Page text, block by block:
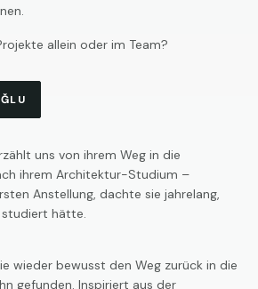
allein oder im Team?
uns von ihrem Weg in die
ihrem Architektur-Studium –
Anstellung, dachte sie jahrelang,
studiert hätte.
wieder bewusst den Weg zurück in die
gefunden. Inspiriert aus der